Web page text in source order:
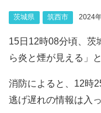
茨城県 筑西市 2024
15日12時08分頃、茨
ら炎と煙が見える」
消防によると、12時
逃げ遅れの情報は入